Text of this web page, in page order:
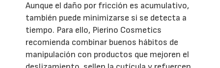
Aunque el daño por fricción es acumulativo,
también puede minimizarse si se detecta a
tiempo. Para ello, Pierino Cosmetics
recomienda combinar buenos hábitos de
manipulación con productos que mejoren el